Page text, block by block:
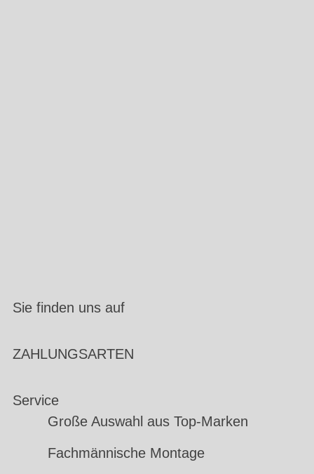
Sie finden uns auf
ZAHLUNGSARTEN
Service
Große Auswahl aus Top-Marken
Fachmännische Montage